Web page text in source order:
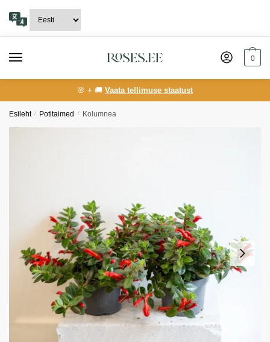
navigation
content
0
🌸 + 🚚 Vaata tellimuse staatust
Esileht / Potitaimed / Kolumnea